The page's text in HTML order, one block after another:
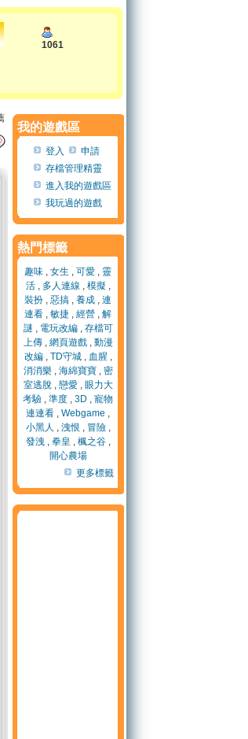
1061
我的遊戲區
登入
申請
存檔管理精靈
進入我的遊戲區
我玩過的遊戲
熱門標籤
趣味 , 女生 , 可愛 , 靈
活, 多人連線 , 模擬 ,
裝扮 , 惡搞 , 養成 , 連
連看 , 敏捷 , 經營 , 解
謎 , 電玩改編, 存檔可
上傳, 網頁遊戲, 動漫
改編, TD守城, 血腥 ,
消消樂, 海綿寶寶, 密
室逃脫, 戀愛, 眼力大
考驗 , 準度 , 3D , 寵物
連連看 , Webgame ,
小黑人 , 洩恨 , 冒險,
發洩, 拳皇 , 楓之谷,
開心農場
更多標籤